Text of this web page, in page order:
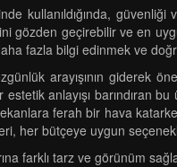
kullanıldığında,
gözden geçirebilir ve en
fazla bilgi edinmek ve
arayışının giderek
anlayışı barındıran
ferah bir hava
her bütçeye uygun
farklı tarz ve görünüm